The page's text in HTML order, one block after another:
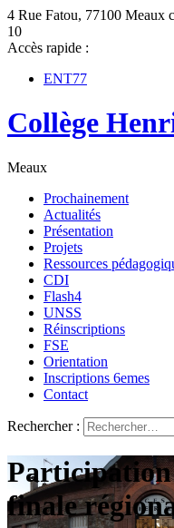
4 Rue Fatou, 77100 Meaux
10
Accès rapide :
ENT77
Collège
Meaux
Prochainement
Actualités
Présentation
Projets
Ressources
CDI
Flash4
UNSS
Réinscriptions
FSE
Orientation
Inscriptions 6emes
Contact
Rechercher :
Participation
finale